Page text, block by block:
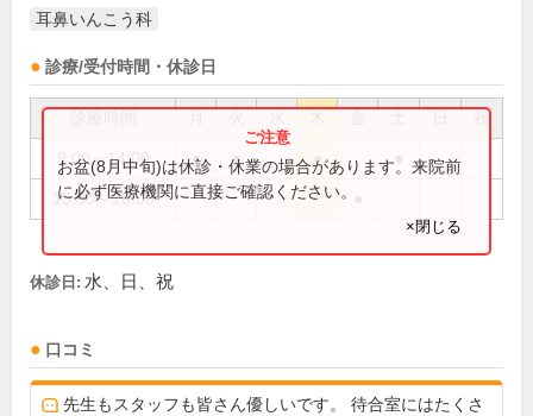
耳鼻いんこう科
診療/受付時間・休診日
祝
9:00～14:00 ● ● ●
15:00～18:00
お盆(8月中旬)は休診・休業の場合があります。来院前
に必ず医療機関に直接ご確認ください。
×閉じる
休診日: 水、日、祝
口コミ
先生もスタッフも皆さん優しいです。 待合室にはたくさ